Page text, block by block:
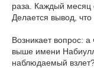
раза. Каждый месяц
Делается вывод, что
Возникает вопрос: а
выше имени
наблюдаемый